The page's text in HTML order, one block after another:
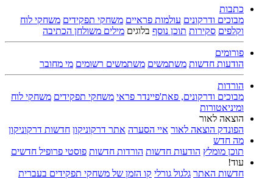
כתבות
מבוכים ודרקונים עולמות פראיים משחקי תפקידים משחקי לוח
וקלפים סקירות תוכן נוסף בלוגים מילים משולחן הכתיבה
פורומים
הודעות חדשות משתמשים משתמשים רשומים מי מחובר
הורדות
מבוכים ודרקונים, פאת'פיינדר פראי משחקי תפקידים משחקי לוח
ומיניאטורות
הוצאה לאור
הפונדק הוצאה לאור איי הסערה אתר דרקוניקון חדשות דרקוניקון
מה חדש
תוכן מומלץ הודעות חדשות הורדות חדשות פוסטי פרופיל חדשים
עוד!
חדשות האתר גלגול גורלי קו הזמן של משחקי תפקידים בעברית